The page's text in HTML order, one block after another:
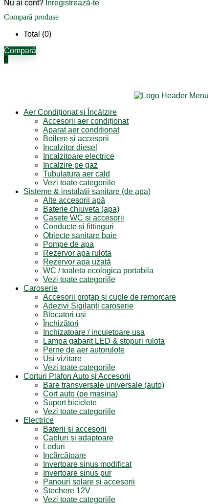
Nu ai cont? Înregistrează-te
Compară produse
Total (0)
Compară
0
Aer Condiționat și Încălzire
Accesorii aer condiționat
Aparat aer conditionat
Boilere și accesorii
Incalzitor diesel
Incalzitoare electrice
Incalzire pe gaz
Tubulatura aer cald
Vezi toate categoriile
Sisteme & instalatii sanitare (de apa)
Alte accesorii apă
Baterie chiuveta (apa)
Casete WC și accesorii
Conducte și fittinguri
Obiecte sanitare baie
Pompe de apa
Rezervor apa rulota
Rezervor apa uzată
WC / toaleta ecologica portabila
Vezi toate categoriile
Caroserie
Accesorii proțap și cuple de remorcare
Adezivi Sigilanți caroserie
Blocatori uși
Închizători
Inchizatoare / incuietoare usa
Lampa gabarit LED & stopuri rulota
Perne de aer autorulote
Uși vizitare
Vezi toate categoriile
Corturi Plafon Auto și Accesorii
Bare transversale universale (auto)
Cort auto (pe masina)
Suport biciclete
Vezi toate categoriile
Electrice
Baterii și accesorii
Cabluri și adaptoare
Leduri
Incărcătoare
Invertoare sinus modificat
Invertoare sinus pur
Panouri solare și accesorii
Ștechere 12V
Vezi toate categoriile